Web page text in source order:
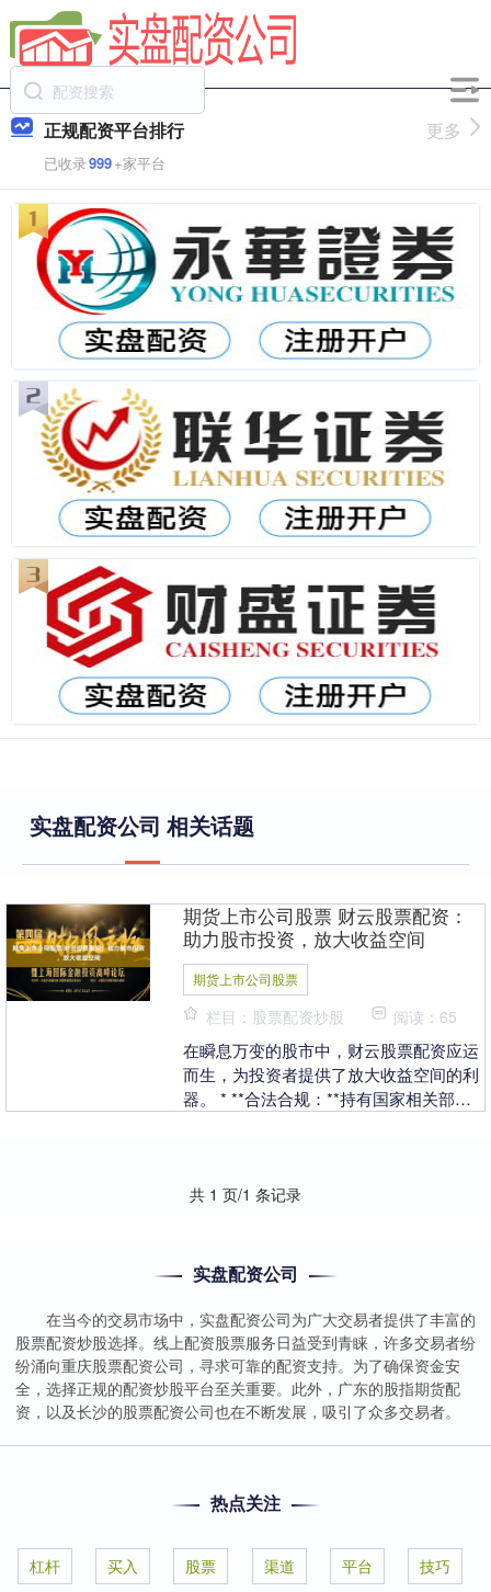
正规配资平台排行
已收录999+家平台
更多
实盘配资公司 相关话题
期货上市公司股票 财云股票配资：
助力股市投资，放大收益空间
期货上市公司股票
栏目：股票配资炒股 阅读：65
在瞬息万变的股市中，财云股票配资应运
而生，为投资者提供了放大收益空间的利
器。 * **合法合规：**持有国家相关部门
共 1 页/1 条记录
实盘配资公司
在当今的交易市场中，实盘配资公司为广大交易者提供了丰富的
股票配资炒股选择。线上配资股票服务日益受到青睐，许多交易者纷
纷涌向重庆股票配资公司，寻求可靠的配资支持。为了确保资金安
全，选择正规的配资炒股平台至关重要。此外，广东的股指期货配
资，以及长沙的股票配资公司也在不断发展，吸引了众多交易者。
热点关注
杠杆 买入 股票 渠道 平台 技巧